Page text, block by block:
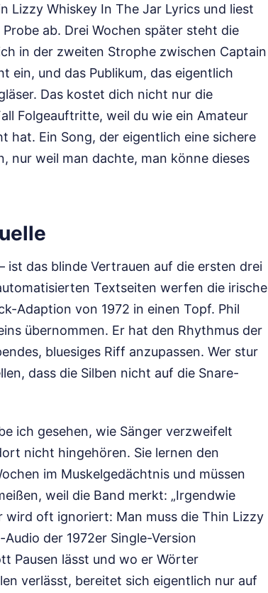
Lizzy Whiskey In The Jar Lyrics und liest
ab. Drei Wochen später steht die
in der zweiten Strophe zwischen Captain
ein, und das Publikum, das eigentlich
Das kostet dich nicht nur die
Folgeauftritte, weil du wie ein Amateur
hat. Ein Song, der eigentlich eine sichere
nur weil man dachte, man könne dieses
ist das blinde Vertrauen auf die ersten drei
Textseiten werfen die irische
Adaption von 1972 in einen Topf. Phil
übernommen. Er hat den Rhythmus der
bluesiges Riff anzupassen. Wer stur
dass die Silben nicht auf die Snare-
ich gesehen, wie Sänger verzweifelt
nicht hingehören. Sie lernen den
im Muskelgedächtnis und müssen
weil die Band merkt: „Irgendwie
wird oft ignoriert: Man muss die Thin Lizzy
der 1972er Single-Version
Pausen lässt und wo er Wörter
verlässt, bereitet sich eigentlich nur auf